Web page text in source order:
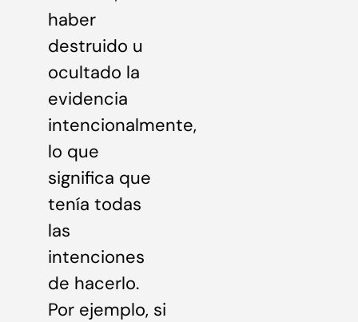
haber
destruido u
ocultado la
evidencia
intencionalmente,
lo que
significa que
tenía todas
las
intenciones
de hacerlo.
Por ejemplo, si